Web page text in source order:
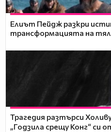
Елиът Пейдж разкри
трансформацията на
Трагедия разтърси
„Годзила срещу Конг“ си